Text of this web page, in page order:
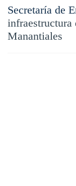
Secretaría de
infraestructura
Manantiales